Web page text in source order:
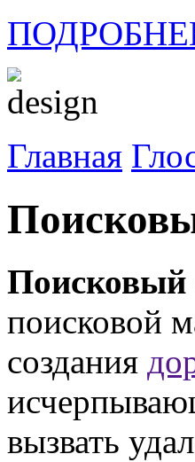
Главная
Поисковый
поисковой
создания
вызвать